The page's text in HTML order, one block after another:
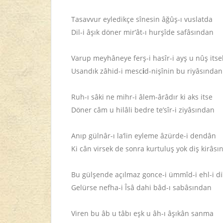
Tasavvur eyledikçe sînesin âğûş-ı vuslatda
Dil-i âşık döner mir’ât-ı hurşîde safâsından
Varup meyhâneye ferş-i hasîr-i ayş u nûş
Usandık zâhid-i mescid-nişînin bu riyâsından
Ruh-ı sâki ne mihr-i âlem-ârâdır ki aks itse
Döner câm u hilâli bedre te’sîr-i ziyâsından
Anıp gülnâr-ı la‘lin eyleme âzürde-i dendân
Ki cân virsek de sonra kurtuluş yok diş
Bu gülşende açılmaz gonce-i ümmîd-i ehl-i
Gelürse nefha-i Îsâ dahi bâd-ı sabâsından
Viren bu âb u tâbı eşk u âh-ı âşıkân sanma